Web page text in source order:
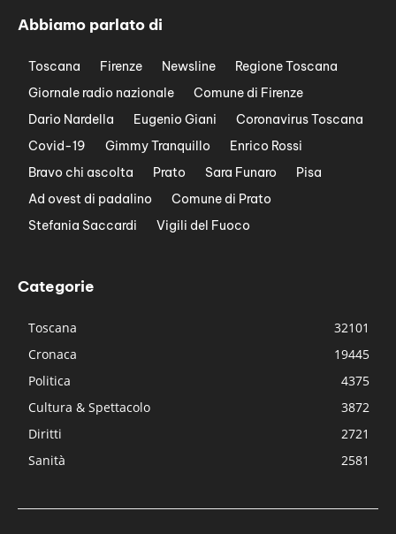
Abbiamo parlato di
Toscana Firenze Newsline
Regione Toscana
Giornale radio nazionale
Comune di Firenze
Dario Nardella
Eugenio Giani
Coronavirus Toscana
Covid-19
Gimmy Tranquillo
Enrico Rossi
Bravo chi ascolta
Prato Sara Funaro
Pisa
Ad ovest di padalino
Comune di Prato
Stefania Saccardi
Vigili del Fuoco
Categorie
Toscana
32101
Cronaca
19445
Politica
4375
Cultura & Spettacolo
3872
Diritti
2721
Sanità
2581